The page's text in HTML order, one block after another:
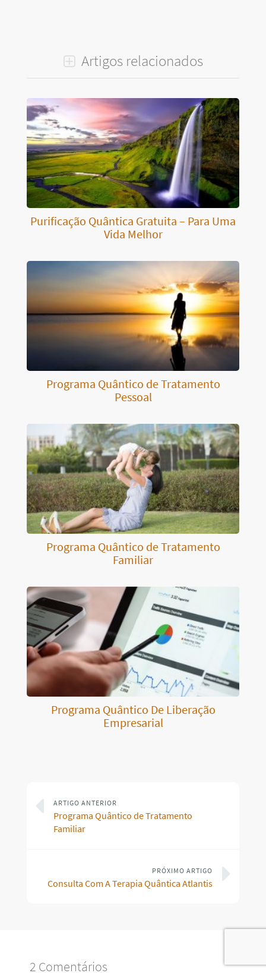
Artigos relacionados
Purificação Quântica Gratuita – Para Uma
Vida Melhor
Programa Quântico de Tratamento
Pessoal
Programa Quântico de Tratamento
Familiar
Programa Quântico De Liberação
Empresarial
ARTIGO ANTERIOR
Programa Quântico de Tratamento
Familiar
PRÓXIMO ARTIGO
Consulta Com A Terapia Quântica Atlantis
2 Comentários